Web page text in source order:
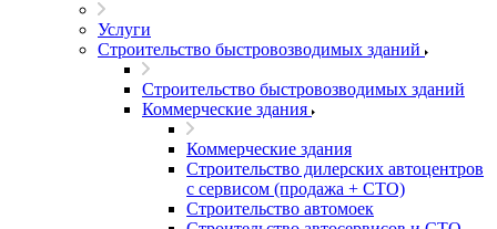
Услуги
Строительство быстровозводимых зданий
Строительство быстровозводимых зданий
Коммерческие здания
Коммерческие здания
Строительство дилерских автоцентров
с сервисом (продажа + СТО)
Строительство автомоек